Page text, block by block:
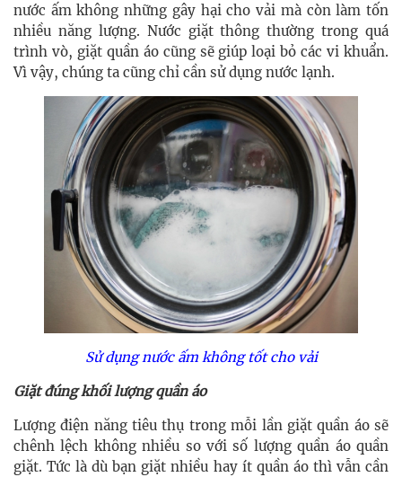
nước ấm không những gây hại cho vải mà còn làm tốn
nhiều năng lượng. Nước giặt thông thường trong quá
trình vò, giặt quần áo cũng sẽ giúp loại bỏ các vi khuẩn.
Vì vậy, chúng ta cũng chỉ cần sử dụng nước lạnh.
Sử dụng nước ấm không tốt cho vải
Giặt đúng khối lượng quần áo
Lượng điện năng tiêu thụ trong mỗi lần giặt quần áo sẽ
chênh lệch không nhiều so với số lượng quần áo quần
giặt. Tức là dù bạn giặt nhiều hay ít quần áo thì vẫn cần